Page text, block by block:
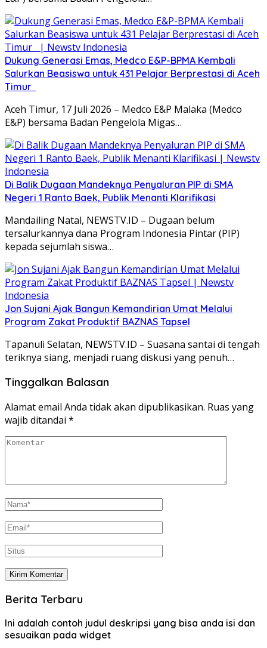
Dukung Generasi Emas, Medco E&P-BPMA Kembali
Salurkan Beasiswa untuk 431 Pelajar Berprestasi di Aceh
Timur ‎
Aceh Timur, 17 Juli 2026 – Medco E&P Malaka (Medco
E&P) bersama Badan Pengelola Migas…
Di Balik Dugaan Mandeknya Penyaluran PIP di SMA
Negeri 1 Ranto Baek, Publik Menanti Klarifikasi
Mandailing Natal, NEWSTV.ID – Dugaan belum
tersalurkannya dana Program Indonesia Pintar (PIP)
kepada sejumlah siswa…
Jon Sujani Ajak Bangun Kemandirian Umat Melalui
Program Zakat Produktif BAZNAS Tapsel
Tapanuli Selatan, NEWSTV.ID – Suasana santai di tengah
teriknya siang, menjadi ruang diskusi yang penuh…
Tinggalkan Balasan
Alamat email Anda tidak akan dipublikasikan. Ruas yang
wajib ditandai *
Berita Terbaru
Ini adalah contoh judul deskripsi yang bisa anda isi dan
sesuaikan pada widget